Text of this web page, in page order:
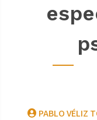
PABLO VÉLIZ